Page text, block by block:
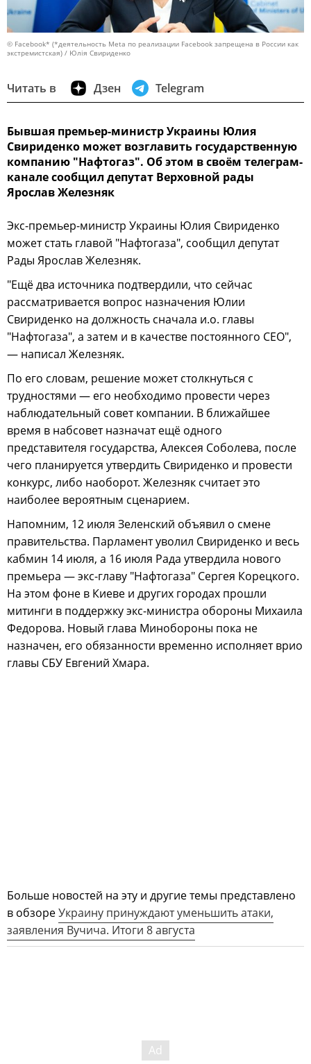
© Facebook* (*деятельность Meta по реализации Facebook запрещена в России как
экстремистская) / Юлія Свириденко
Читать в Дзен Telegram
Бывшая премьер-министр Украины Юлия
Свириденко может возглавить государственную
компанию "Нафтогаз". Об этом в своём телеграм-
канале сообщил депутат Верховной рады
Ярослав Железняк
Экс-премьер-министр Украины Юлия Свириденко
может стать главой "Нафтогаза", сообщил депутат
Рады Ярослав Железняк.
"Ещё два источника подтвердили, что сейчас
рассматривается вопрос назначения Юлии
Свириденко на должность сначала и.о. главы
"Нафтогаза", а затем и в качестве постоянного CEO",
— написал Железняк.
По его словам, решение может столкнуться с
трудностями — его необходимо провести через
наблюдательный совет компании. В ближайшее
время в набсовет назначат ещё одного
представителя государства, Алексея Соболева, после
чего планируется утвердить Свириденко и провести
конкурс, либо наоборот. Железняк считает это
наиболее вероятным сценарием.
Напомним, 12 июля Зеленский объявил о смене
правительства. Парламент уволил Свириденко и весь
кабмин 14 июля, а 16 июля Рада утвердила нового
премьера — экс-главу "Нафтогаза" Сергея Корецкого.
На этом фоне в Киеве и других городах прошли
митинги в поддержку экс-министра обороны Михаила
Федорова. Новый глава Минобороны пока не
назначен, его обязанности временно исполняет врио
главы СБУ Евгений Хмара.
Больше новостей на эту и другие темы представлено
в обзореУкраину принуждают уменьшить атаки,
заявления Вучича. Итоги 8 августа